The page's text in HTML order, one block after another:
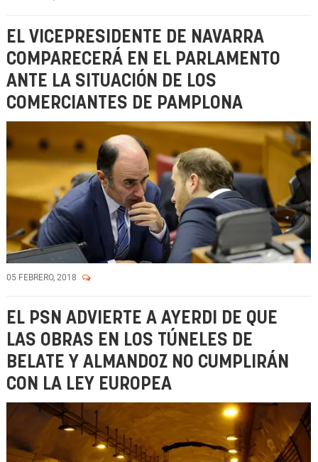
EL VICEPRESIDENTE DE NAVARRA
COMPARECERÁ EN EL PARLAMENTO
ANTE LA SITUACIÓN DE LOS
COMERCIANTES DE PAMPLONA
05 FEBRERO, 2018
EL PSN ADVIERTE A AYERDI DE QUE
LAS OBRAS EN LOS TÚNELES DE
BELATE Y ALMANDOZ NO CUMPLIRÁN
CON LA LEY EUROPEA